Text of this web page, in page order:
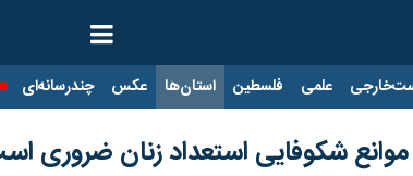
علمی فلسطین استان‌ها عکس چندرسانه‌ای
شکوفایی استعداد زنان ضروری